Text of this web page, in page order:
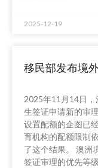
2025-12-19
移民部发布境
2025年11月14日
生签证申请新的审
设置配额的企图已
育机构的配额限制
了这个结果。 澳洲
签证审理的优先等